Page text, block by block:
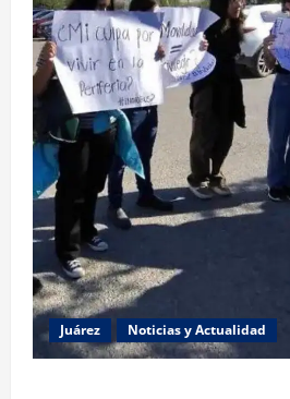
Juárez Noticias y Actualidad